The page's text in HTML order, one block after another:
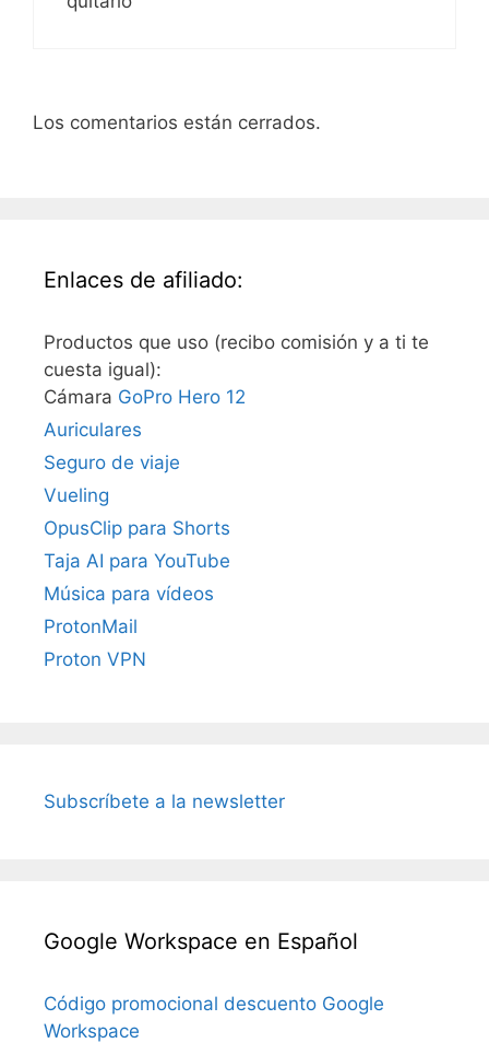
Los comentarios están cerrados.
Enlaces de afiliado:
Productos que uso (recibo comisión y a ti te
cuesta igual):
Cámara GoPro Hero 12
Auriculares
Seguro de viaje
Vueling
OpusClip para Shorts
Taja AI para YouTube
Música para vídeos
ProtonMail
Proton VPN
Subscríbete a la newsletter
Google Workspace en Español
Código promocional descuento Google
Workspace